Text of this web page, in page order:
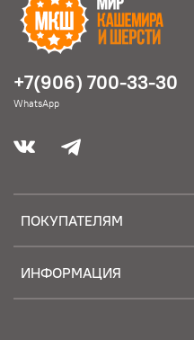
ПОКУПАТЕЛЯМ
ИНФОРМАЦИЯ
+7(906) 700-33-30
WhatsApp